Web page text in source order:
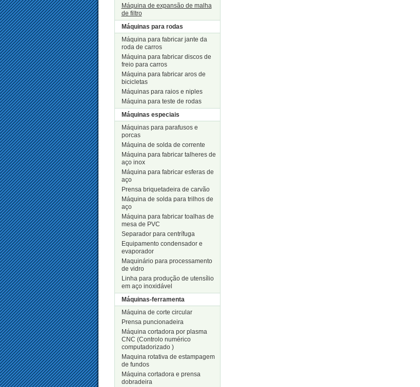
Máquina de expansão de malha
de filtro
Máquinas para rodas
Máquina para fabricar jante da
roda de carros
Máquina para fabricar discos de
freio para carros
Máquina para fabricar aros de
bicicletas
Máquinas para raios e niples
Máquina para teste de rodas
Máquinas especiais
Máquinas para parafusos e
porcas
Máquina de solda de corrente
Máquina para fabricar talheres de
aço inox
Máquina para fabricar esferas de
aço
Prensa briquetadeira de carvão
Máquina de solda para trilhos de
aço
Máquina para fabricar toalhas de
mesa de PVC
Separador para centrífuga
Equipamento condensador e
evaporador
Maquinário para processamento
de vidro
Linha para produção de utensílio
em aço inoxidável
Máquinas-ferramenta
Máquina de corte circular
Prensa puncionadeira
Máquina cortadora por plasma
CNC (Controlo numérico
computadorizado )
Maquina rotativa de estampagem
de fundos
Máquina cortadora e prensa
dobradeira